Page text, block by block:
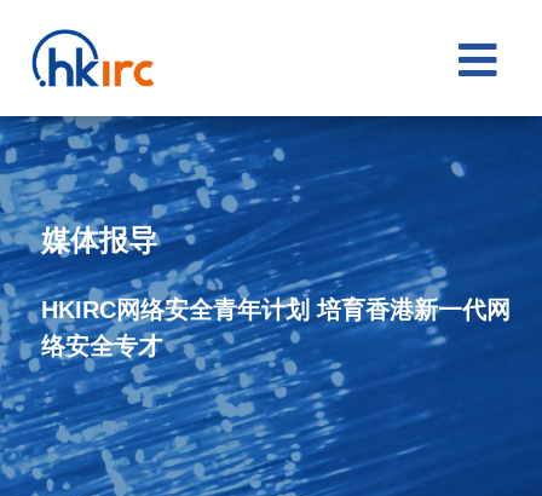

媒体报导
HKIRC网络安全青年计划 培育香港新一代网
络安全专才